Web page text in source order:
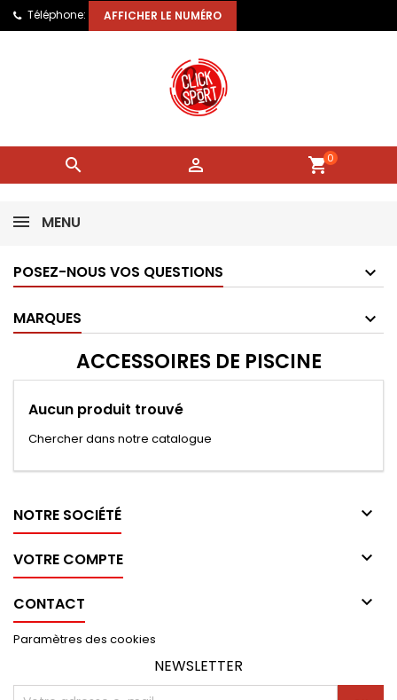
Téléphone: AFFICHER LE NUMÉRO
  shopping_cart0
MENU
POSEZ-NOUS VOS QUESTIONS
MARQUES
ACCESSOIRES DE PISCINE
Aucun produit trouvé
Chercher dans notre catalogue
NOTRE SOCIÉTÉ 
VOTRE COMPTE 
CONTACT 
Paramètres des cookies
NEWSLETTER